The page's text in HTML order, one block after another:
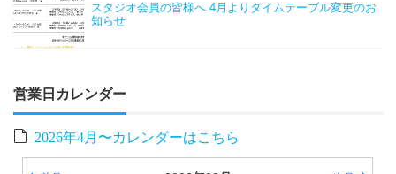
スタジオ会員の皆様へ 4月よりタイムテーブル変更のお
知らせ
営業日カレンダー
2026年4月〜カレンダーはこちら